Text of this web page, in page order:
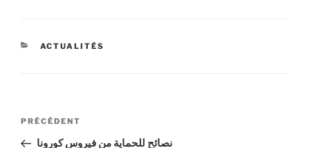
CATÉGORIES
ACTUALITÉS
Navigation
Article
précédent
PRÉCÉDENT
نصائح للحماية من فيروس كورونا